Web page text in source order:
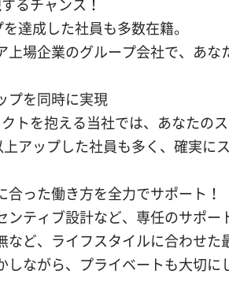
るチャンス！
達成した社員も多数在籍。
上場企業のグループ会社で、あ
プを同時に実現
トを抱える当社では、あなたの
アップした社員も多く、確実に
った働き方を全力でサポート！
ティブ設計など、専任のサポー
ど、ライフスタイルに合わせた
しながら、プライベートも大切